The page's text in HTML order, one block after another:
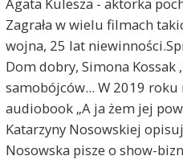
Zagrała w wielu filmach
wojna, 25 lat
Dom dobry, Simona Kossak
samobójców... W 2019 roku
audiobook „A ja żem jej
Katarzyny Nosowskiej
Nosowska pisze o show-